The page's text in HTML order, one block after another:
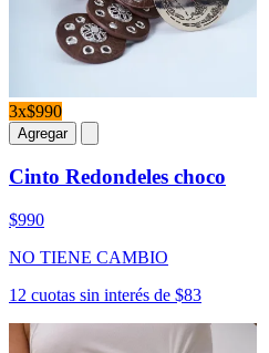
3x$990
Agregar
Cinto Redondeles choco
$990
NO TIENE CAMBIO
12 cuotas sin interés de $83